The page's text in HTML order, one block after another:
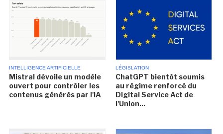
INTELLIGENCE ARTIFICIELLE
Mistral dévoile un modèle
ouvert pour contrôler les
contenus générés par l'IA
LÉGISLATION
ChatGPT bientôt soumis
au régime renforcé du
Digital Service Act de
l'Union...